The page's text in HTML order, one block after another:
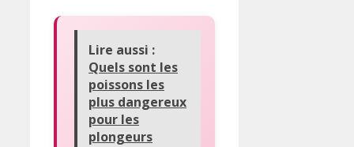
Lire aussi :
Quels sont les
poissons les
plus dangereux
pour les
plongeurs